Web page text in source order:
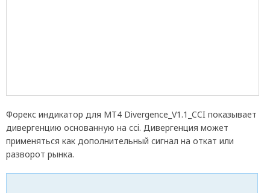
Форекс индикатор для МТ4 Divergence_V1.1_CCI показывает
дивергенцию основанную на cci. Дивергенция может
применяться как дополнительный сигнал на откат или
разворот рынка.